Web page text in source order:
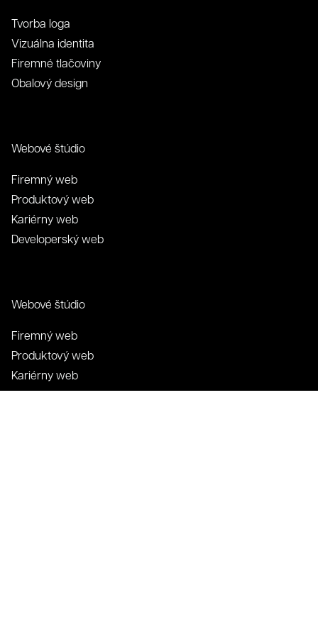
Tvorba loga
Vizuálna identita
Firemné tlačoviny
Obalový design
Webové štúdio
Firemný web
Produktový web
Kariérny web
Developerský web
Webové štúdio
Firemný web
Produktový web
Kariérny web
Developerský web